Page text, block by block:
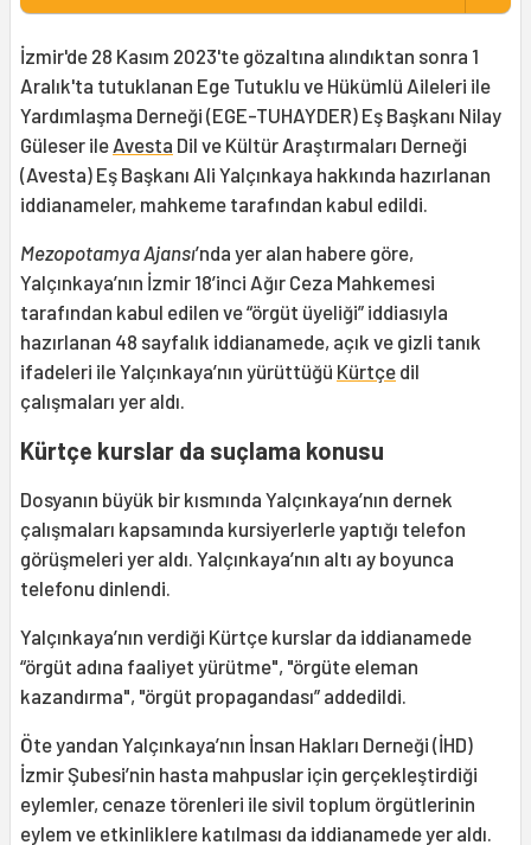
İzmir'de 28 Kasım 2023'te gözaltına alındıktan sonra 1
Aralık'ta tutuklanan Ege Tutuklu ve Hükümlü Aileleri ile
Yardımlaşma Derneği (EGE-TUHAYDER) Eş Başkanı Nilay
Güleser ile Avesta Dil ve Kültür Araştırmaları Derneği
(Avesta) Eş Başkanı Ali Yalçınkaya hakkında hazırlanan
iddianameler, mahkeme tarafından kabul edildi.
Mezopotamya Ajansı’nda yer alan habere göre,
Yalçınkaya’nın İzmir 18’inci Ağır Ceza Mahkemesi
tarafından kabul edilen ve “örgüt üyeliği” iddiasıyla
hazırlanan 48 sayfalık iddianamede, açık ve gizli tanık
ifadeleri ile Yalçınkaya’nın yürüttüğü Kürtçe dil
çalışmaları yer aldı.
Kürtçe kurslar da suçlama konusu
Dosyanın büyük bir kısmında Yalçınkaya’nın dernek
çalışmaları kapsamında kursiyerlerle yaptığı telefon
görüşmeleri yer aldı. Yalçınkaya’nın altı ay boyunca
telefonu dinlendi.
Yalçınkaya’nın verdiği Kürtçe kurslar da iddianamede
“örgüt adına faaliyet yürütme", "örgüte eleman
kazandırma", "örgüt propagandası” addedildi.
Öte yandan Yalçınkaya’nın İnsan Hakları Derneği (İHD)
İzmir Şubesi’nin hasta mahpuslar için gerçekleştirdiği
eylemler, cenaze törenleri ile sivil toplum örgütlerinin
eylem ve etkinliklere katılması da iddianamede yer aldı.